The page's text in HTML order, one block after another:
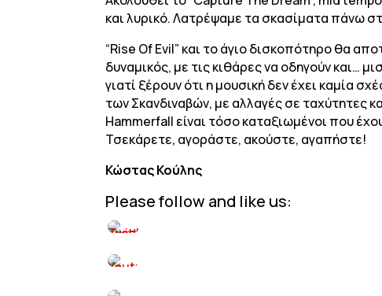
και λυρικό. Λατρέψαμε τα σκασίματα πάνω
“Rise Of Evil” και το άγιο δισκοπότηρο θα
δυναμικός, με τις κιθάρες να οδηγούν και…
γιατί ξέρουν ότι η μουσική δεν έχει καμία
των Σκανδιναβών, με αλλαγές σε ταχύτητες
Hammerfall είναι τόσο καταξιωμένοι που
Τσεκάρετε, αγοράστε, ακούστε, αγαπήστε!
Κώστας Κούλης
Please follow and like us: